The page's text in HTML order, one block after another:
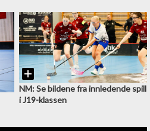
NM: Se bildene fra innledende spill
i J19-klassen